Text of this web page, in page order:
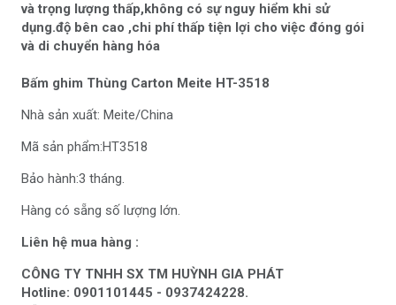
và trọng lượng thấp,không có sự nguy hiểm khi sử
dụng.độ bên cao ,chi phí thấp tiện lợi cho việc đóng gói
và di chuyển hàng hóa
Bấm ghim Thùng Carton Meite HT-3518
Nhà sản xuất: Meite/China
Mã sản phẩm:HT3518
Bảo hành:3 tháng.
Hàng có sẵng số lượng lớn.
Liên hệ mua hàng :
CÔNG TY TNHH SX TM HUỲNH GIA PHÁT
Hotline: 0901101445 - 0937424228.